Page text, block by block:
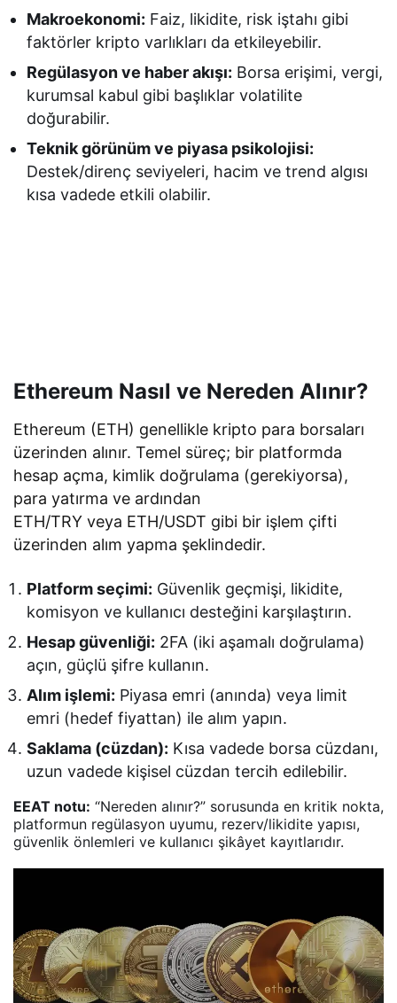
Makroekonomi: Faiz, likidite, risk iştahı gibi
faktörler kripto varlıkları da etkileyebilir.
Regülasyon ve haber akışı: Borsa erişimi, vergi,
kurumsal kabul gibi başlıklar volatilite
doğurabilir.
Teknik görünüm ve piyasa psikolojisi:
Destek/direnç seviyeleri, hacim ve trend algısı
kısa vadede etkili olabilir.
Ethereum Nasıl ve Nereden Alınır?
Ethereum (ETH) genellikle kripto para borsaları
üzerinden alınır. Temel süreç; bir platformda
hesap açma, kimlik doğrulama (gerekiyorsa),
para yatırma ve ardından
ETH/TRY veya ETH/USDT gibi bir işlem çifti
üzerinden alım yapma şeklindedir.
Platform seçimi: Güvenlik geçmişi, likidite,
komisyon ve kullanıcı desteğini karşılaştırın.
Hesap güvenliği: 2FA (iki aşamalı doğrulama)
açın, güçlü şifre kullanın.
Alım işlemi: Piyasa emri (anında) veya limit
emri (hedef fiyattan) ile alım yapın.
Saklama (cüzdan): Kısa vadede borsa cüzdanı,
uzun vadede kişisel cüzdan tercih edilebilir.
EEAT notu: “Nereden alınır?” sorusunda en kritik nokta,
platformun regülasyon uyumu, rezerv/likidite yapısı,
güvenlik önlemleri ve kullanıcı şikâyet kayıtlarıdır.